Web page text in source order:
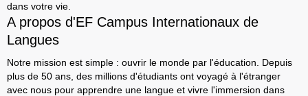
dans votre vie.
A propos d'EF Campus Internationaux de
Langues
Notre mission est simple : ouvrir le monde par l'éducation. Depuis
plus de 50 ans, des millions d'étudiants ont voyagé à l'étranger
avec nous pour apprendre une langue et vivre l'immersion dans